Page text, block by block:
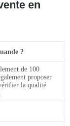
en
?
de 100
proposer
la qualité